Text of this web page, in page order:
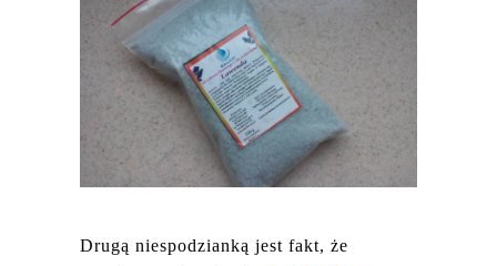
Drugą niespodzianką jest fakt, że